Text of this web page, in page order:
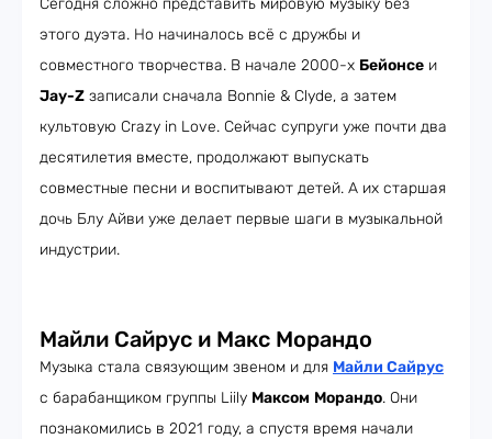
Сегодня сложно представить мировую музыку без
этого дуэта. Но начиналось всё с дружбы и
совместного творчества. В начале 2000-х Бейонсе и
Jay-Z записали сначала Bonnie & Clyde, а затем
культовую Crazy in Love. Сейчас супруги уже почти два
десятилетия вместе, продолжают выпускать
совместные песни и воспитывают детей. А их старшая
дочь Блу Айви уже делает первые шаги в музыкальной
индустрии.
Майли Сайрус и Макс Морандо
Музыка стала связующим звеном и для Майли Сайрус
с барабанщиком группы Liily Максом Морандо. Они
познакомились в 2021 году, а спустя время начали